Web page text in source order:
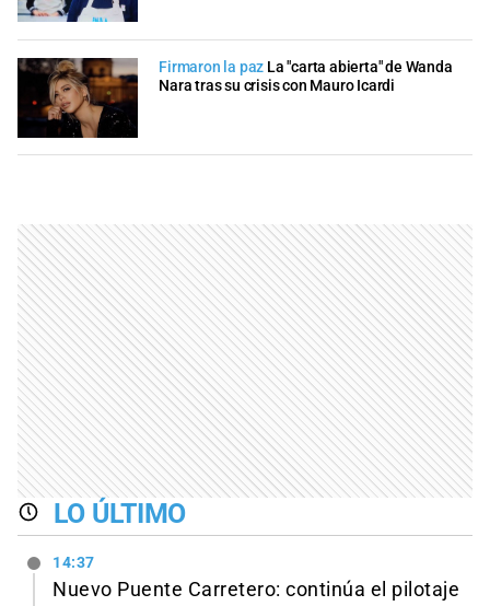
Firmaron la paz La "carta abierta" de Wanda
Nara tras su crisis con Mauro Icardi
LO ÚLTIMO
14:37
Nuevo Puente Carretero: continúa el pilotaje